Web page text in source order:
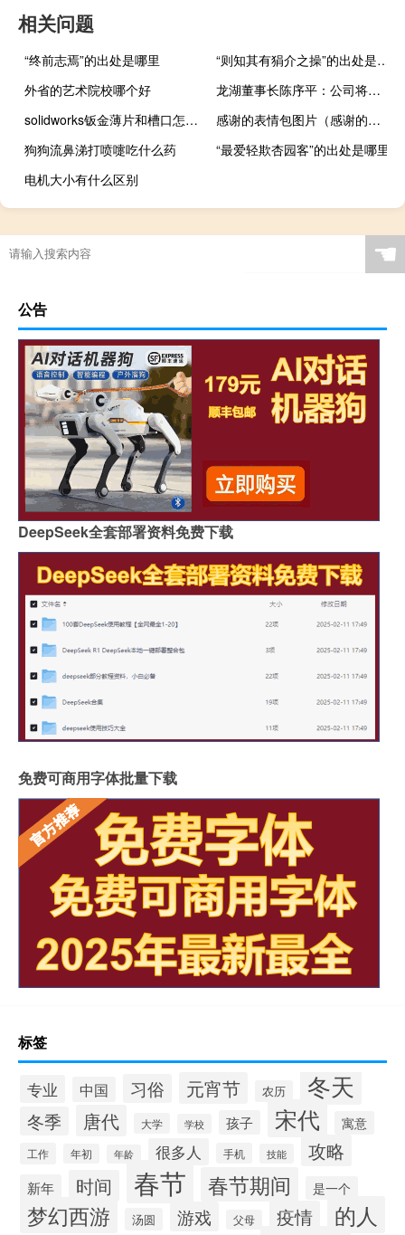
相关问题
“终前志焉”的出处是哪里
“则知其有狷介之操”的出处是哪里
外省的艺术院校哪个好
龙湖董事长陈序平：公司将不再增加有息负债
solidworks钣金薄片和槽口怎么用
感谢的表情包图片（感谢的表情包）
狗狗流鼻涕打喷嚏吃什么药
“最爱轻欺杏园客”的出处是哪里
电机大小有什么区别
☚
公告
DeepSeek全套部署资料免费下载
免费可商用字体批量下载
标签
专业 中国 习俗 元宵节 农历 冬天
冬季 唐代 大学 学校 孩子 宋代 寓意
工作 年初 年龄 很多人 手机 技能 攻略
新年 时间 春节 春节期间 是一个
梦幻西游 汤圆 游戏 父母 疫情 的人